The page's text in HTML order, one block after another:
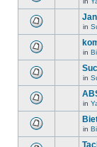
in
in
in
in
in